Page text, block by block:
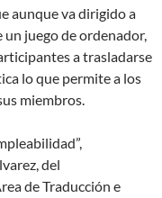
aunque va dirigido a
juego de ordenador,
a trasladarse
lo que permite a los
miembros.
del
de Traducción e